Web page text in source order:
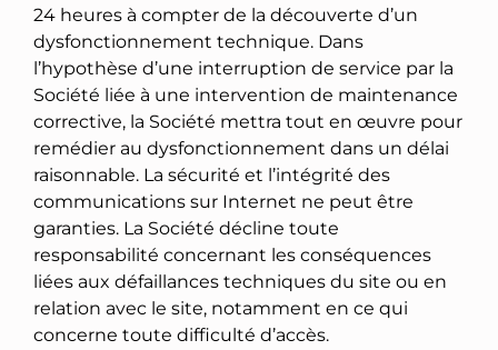
24 heures à compter de la découverte d’un
dysfonctionnement technique. Dans
l’hypothèse d’une interruption de service par la
Société liée à une intervention de maintenance
corrective, la Société mettra tout en œuvre pour
remédier au dysfonctionnement dans un délai
raisonnable. La sécurité et l’intégrité des
communications sur Internet ne peut être
garanties. La Société décline toute
responsabilité concernant les conséquences
liées aux défaillances techniques du site ou en
relation avec le site, notamment en ce qui
concerne toute difficulté d’accès.